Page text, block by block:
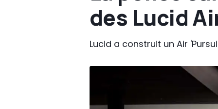
des Lucid
Lucid a construit un Air